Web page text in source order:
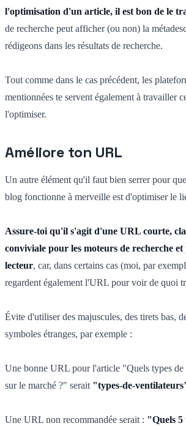
l'optimisation d'un article, il est bon de le
de recherche peut afficher (ou non) la
rédigeons dans les résultats de recherche.
Tout comme dans le cas précédent, les
mentionnées te servent également à travailler
l'optimiser.
Améliore ton URL
Un autre élément qu'il faut bien serrer pour
blog fonctionne à merveille est d'optimiser le
Assure-toi qu'il s'agit d'une URL courte,
conviviale pour les moteurs de recherche
lecteur, car, dans certains cas (moi, par
regardent également l'URL pour voir de quoi
Évite d'utiliser des majuscules, des tirets bas,
symboles étranges, par exemple :
Une bonne URL pour l'article "Quels types de
sur le marché ?" serait "types-de-
Une URL non recommandée serait : "Quels 5